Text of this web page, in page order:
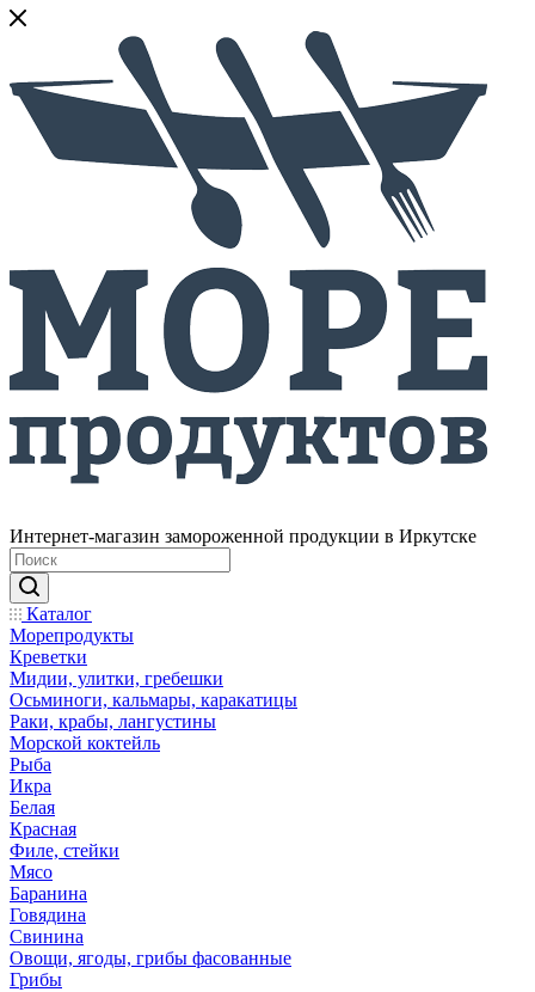
Интернет-магазин замороженной продукции в Иркутске
Каталог
Морепродукты
Креветки
Мидии, улитки, гребешки
Осьминоги, кальмары, каракатицы
Раки, крабы, лангустины
Морской коктейль
Рыба
Икра
Белая
Красная
Филе, стейки
Мясо
Баранина
Говядина
Свинина
Овощи, ягоды, грибы фасованные
Грибы